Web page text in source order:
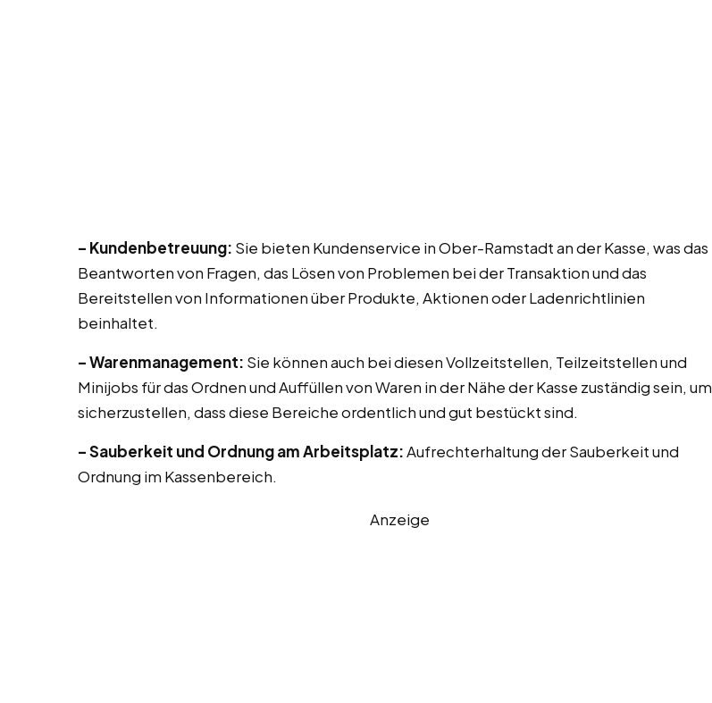
– Kundenbetreuung: Sie bieten Kundenservice in Ober-Ramstadt an der Kasse, was das
Beantworten von Fragen, das Lösen von Problemen bei der Transaktion und das
Bereitstellen von Informationen über Produkte, Aktionen oder Ladenrichtlinien
beinhaltet.
– Warenmanagement: Sie können auch bei diesen Vollzeitstellen, Teilzeitstellen und
Minijobs für das Ordnen und Auffüllen von Waren in der Nähe der Kasse zuständig sein, um
sicherzustellen, dass diese Bereiche ordentlich und gut bestückt sind.
– Sauberkeit und Ordnung am Arbeitsplatz:Aufrechterhaltung der Sauberkeit und
Ordnung im Kassenbereich.
Anzeige